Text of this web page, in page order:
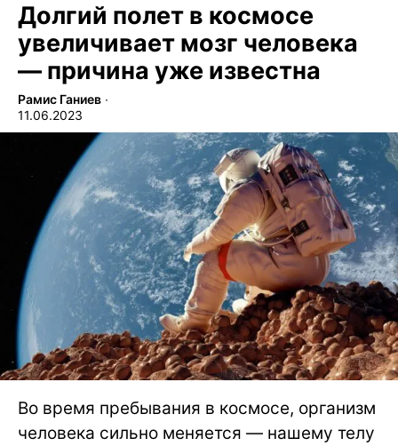
Долгий полет в космосе
увеличивает мозг человека
— причина уже известна
Рамис Ганиев ∙
11.06.2023
Во время пребывания в космосе, организм
человека сильно меняется — нашему телу